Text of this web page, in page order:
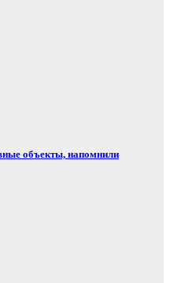
объекты, напомнили